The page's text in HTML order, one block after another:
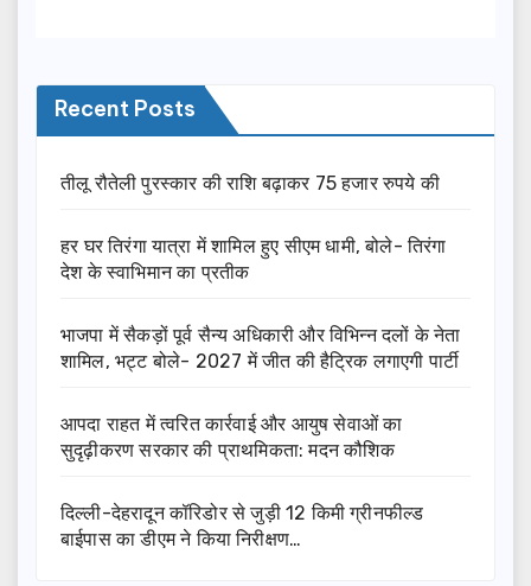
Recent Posts
तीलू रौतेली पुरस्कार की राशि बढ़ाकर 75 हजार रुपये की
हर घर तिरंगा यात्रा में शामिल हुए सीएम धामी, बोले- तिरंगा
देश के स्वाभिमान का प्रतीक
भाजपा में सैकड़ों पूर्व सैन्य अधिकारी और विभिन्न दलों के नेता
शामिल, भट्ट बोले- 2027 में जीत की हैट्रिक लगाएगी पार्टी
आपदा राहत में त्वरित कार्रवाई और आयुष सेवाओं का
सुदृढ़ीकरण सरकार की प्राथमिकता: मदन कौशिक
दिल्ली-देहरादून कॉरिडोर से जुड़ी 12 किमी ग्रीनफील्ड
बाईपास का डीएम ने किया निरीक्षण…